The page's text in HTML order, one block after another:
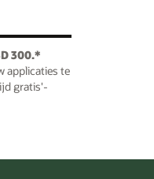
300.*
applicaties te
gratis'-